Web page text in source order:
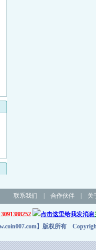
联系我们 合作伙伴 关
】版权所有